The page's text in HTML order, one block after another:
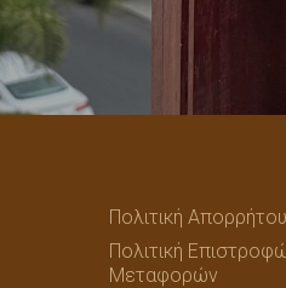
Πολιτική Απορρήτου
Πολιτική
Μεταφορών